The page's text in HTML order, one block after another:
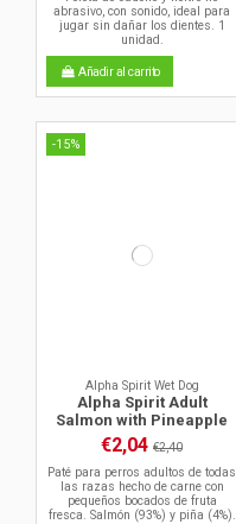
abrasivo, con sonido, ideal para
jugar sin dañar los dientes. 1
unidad.
Añadir al carrito
-15%
Alpha Spirit Wet Dog
Alpha Spirit Adult
Salmon with Pineapple
€2,04 €2,40
Paté para perros adultos de todas
las razas hecho de carne con
pequeños bocados de fruta
fresca. Salmón (93%) y piña (4%).